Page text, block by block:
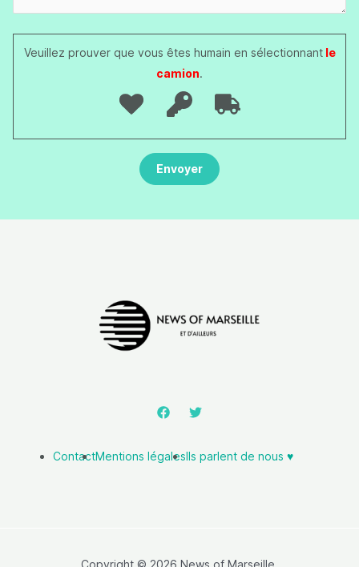
Veuillez prouver que vous êtes humain en sélectionnantle
camion.
ContactMentions légalesIls parlent de nous ♥️
Copyright © 2026 News of Marseille.